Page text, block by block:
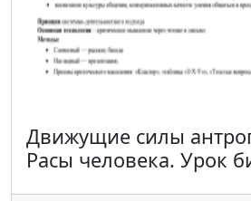
Движущие силы
Расы человека. Урок